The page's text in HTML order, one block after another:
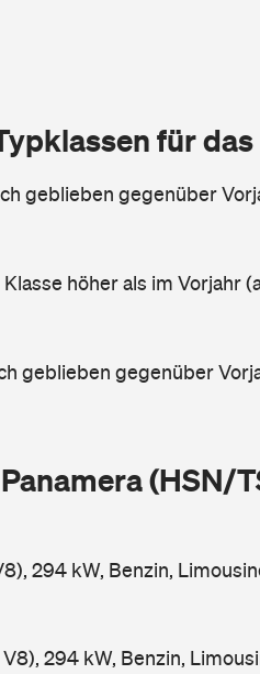
für das
geblieben gegenüber
höher als im Vorjahr
geblieben gegenüber
(HSN/
294 kW, Benzin,
294 kW, Benzin,